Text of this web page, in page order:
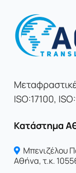
ISO:17100,
Κατάστημα
Μπενιζέλου
Αθήνα, τ.κ.